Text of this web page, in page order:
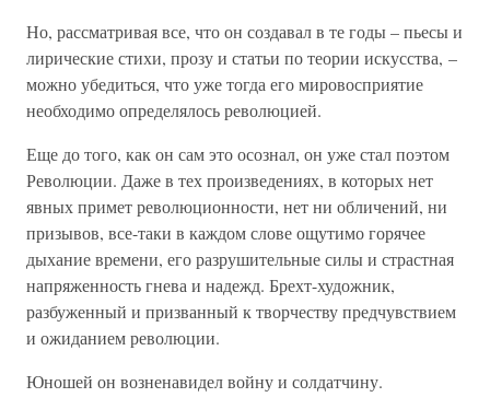
Но, рассматривая все, что он создавал в те годы – пьесы и
лирические стихи, прозу и статьи по теории искусства, –
можно убедиться, что уже тогда его мировосприятие
необходимо определялось революцией.
Еще до того, как он сам это осознал, он уже стал поэтом
Революции. Даже в тех произведениях, в которых нет
явных примет революционности, нет ни обличений, ни
призывов, все-таки в каждом слове ощутимо горячее
дыхание времени, его разрушительные силы и страстная
напряженность гнева и надежд. Брехт-художник,
разбуженный и призванный к творчеству предчувствием
и ожиданием революции.
Юношей он возненавидел войну и солдатчину.